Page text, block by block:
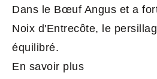
Dans le Bœuf Angus et a
Noix d'Entrecôte, le
équilibré.
En savoir plus